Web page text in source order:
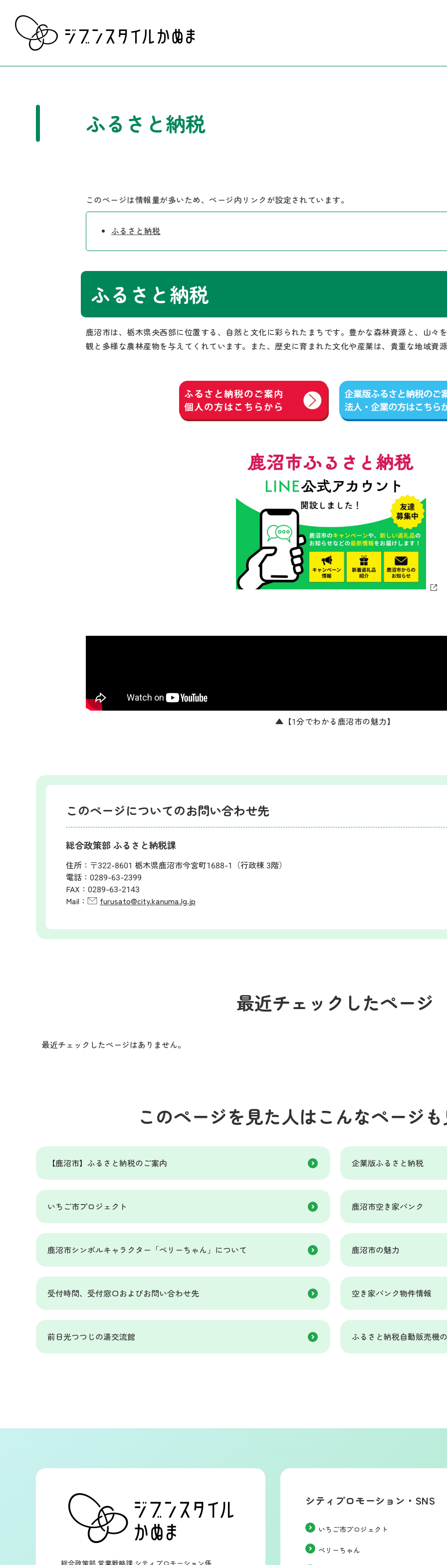
ふるさと納税
このページは情報量が多いため、ページ内リンクが設定されています。
ふるさと納税
ふるさと納税
鹿沼市は、栃木県央西部に位置する、自然と文化に彩られたまちです。豊かな森林資源と、山々
観と多様な農林産物を与えてくれています。また、歴史に育まれた文化や産業は、貴重な地域資源
▲【1分でわかる鹿沼市の魅力】
このページについてのお問い合わせ先
総合政策部 ふるさと納税課
住所： 〒322-8601 栃木県鹿沼市今宮町1688-1（行政棟 3階）
電話： 0289-63-2399
FAX： 0289-63-2143
Mail：
furusato@city.kanuma.lg.jp
最近チェックしたページ
最近チェックしたページはありません。
このページを見た人はこんなページ
【鹿沼市】ふるさと納税のご案内 企業版ふるさと納税
いちご市プロジェクト 鹿沼市空き家バンク
鹿沼市シンボルキャラクター「ベリーちゃん」について 鹿沼市の魅力
受付時間、受付窓口およびお問い合わせ先 空き家バンク物件情報
前日光つつじの湯交流館 ふるさと納税自動販売機
総合政策部 営業戦略課 シティプロモーション係
シティプロモーション・SNS
いちご市プロジェクト
ベリーちゃん